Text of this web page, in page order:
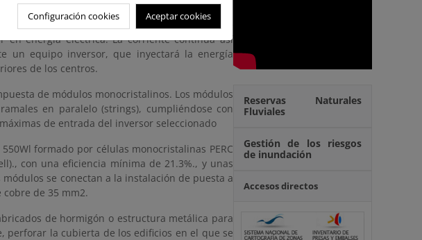
los edificios para no ocupar espacio adicional,
módulos son los elementos encargados de
en energía eléctrica. La corriente continua así
un equipo inversor, que inyectará la energía
de los centros.
de módulos monocristalinos. Los módulos
en paralelo (strings), cumpliéndose con
de entrada del inversor seleccionado
formado por células monocristalinas PERC
con una eficiencia mínima de 21.3%., y unas
se conectan a la instalación de puesta a
de 35 mm2.
de hormigón o estructura metálica para
perforar la cubierta de los edificios en el que se
Reservas Naturales
Fluviales
Gestión de los riesgos
de inundación
Accesos directos
Configuración cookies Aceptar cookies